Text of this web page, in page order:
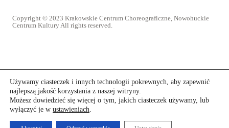
Copyright © 2023 Krakowskie Centrum Choreograficzne, Nowohuckie
Centrum Kultury All rights reserved.
Używamy ciasteczek i innych technologii pokrewnych, aby zapewnić
najlepszą jakość korzystania z naszej witryny.
Możesz dowiedzieć się więcej o tym, jakich ciasteczek używamy, lub
wyłączyć je w ustawieniach.